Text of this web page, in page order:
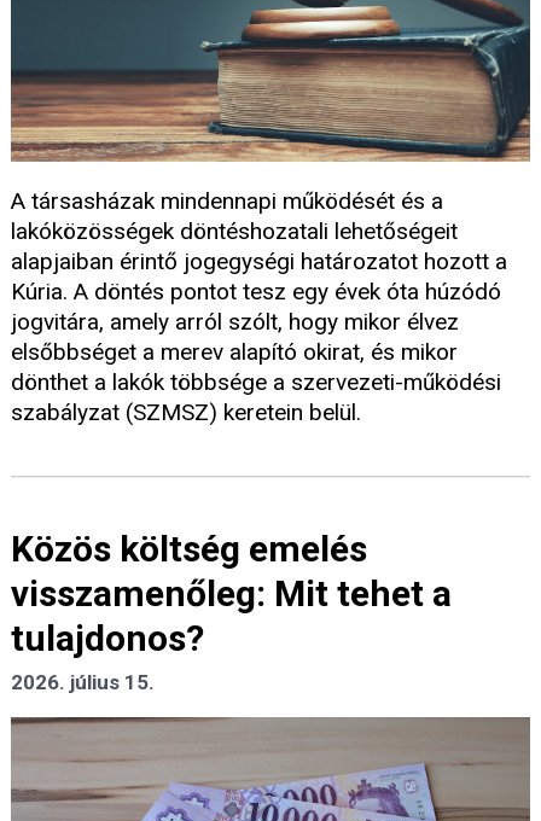
A társasházak mindennapi működését és a
lakóközösségek döntéshozatali lehetőségeit
alapjaiban érintő jogegységi határozatot hozott a
Kúria. A döntés pontot tesz egy évek óta húzódó
jogvitára, amely arról szólt, hogy mikor élvez
elsőbbséget a merev alapító okirat, és mikor
dönthet a lakók többsége a szervezeti-működési
szabályzat (SZMSZ) keretein belül.
Közös költség emelés
visszamenőleg: Mit tehet a
tulajdonos?
2026. július 15.